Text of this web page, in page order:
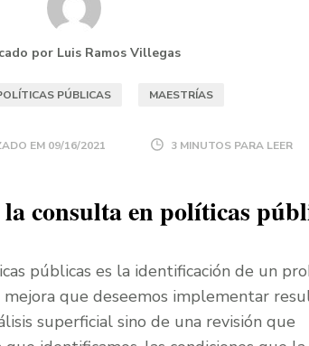
por Luis Ramos Villegas
PÚBLICAS MAESTRÍAS
EM 09/16/2021 3 MINUTOS PARA LEER
consulta en políticas
públicas es la identificación de un
que deseemos implementar
superficial sino de una revisión que